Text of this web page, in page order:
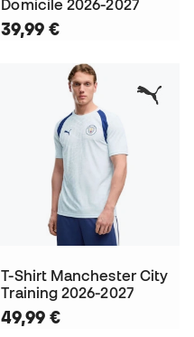
Domicile 2026-2027
39,99 €
T-Shirt Manchester City
Training 2026-2027
49,99 €